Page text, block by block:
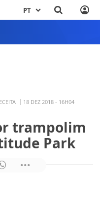
PT
18 DEZ 2018 - 16H04
trampolim
Park